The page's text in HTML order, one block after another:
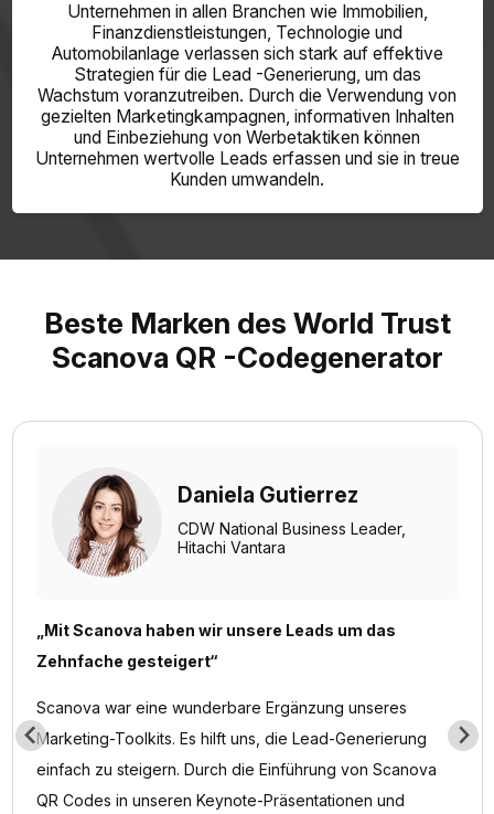
Unternehmen in allen Branchen wie Immobilien,
Finanzdienstleistungen, Technologie und
Automobilanlage verlassen sich stark auf effektive
Strategien für die Lead -Generierung, um das
Wachstum voranzutreiben. Durch die Verwendung von
gezielten Marketingkampagnen, informativen Inhalten
und Einbeziehung von Werbetaktiken können
Unternehmen wertvolle Leads erfassen und sie in treue
Kunden umwandeln.
Beste Marken des World Trust
Scanova QR -Codegenerator
Daniela Gutierrez
CDW National Business Leader,
Hitachi Vantara
„Mit Scanova haben wir unsere Leads um das
Zehnfache gesteigert“
Scanova war eine wunderbare Ergänzung unseres
Marketing-Toolkits. Es hilft uns, die Lead-Generierung
einfach zu steigern. Durch die Einführung von Scanova
QR Codes in unseren Keynote-Präsentationen und